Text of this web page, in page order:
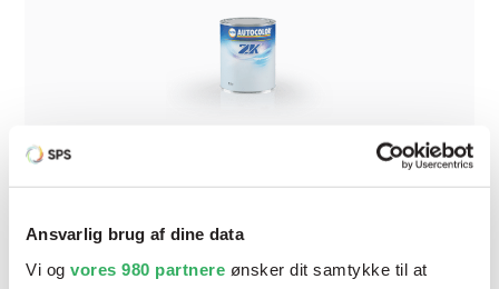
Ansvarlig brug af dine data
Vi og vores 980 partnere ønsker dit samtykke til at